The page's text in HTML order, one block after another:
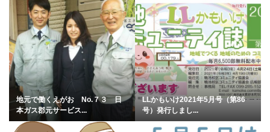
地元で働くえがお No.７３ 日
本ガス郡元サービス...
LLかもいけ2021年5月号（第86
号）発行しまし...